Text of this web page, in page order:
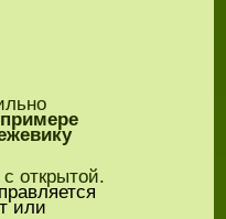
открытой.
или